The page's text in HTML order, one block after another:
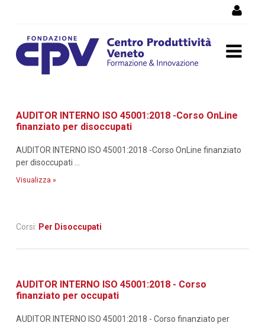
formazione
AUDITOR INTERNO ISO 45001:2018 -Corso OnLine
finanziato per disoccupati
AUDITOR INTERNO ISO 45001:2018 -Corso OnLine finanziato
per disoccupati ...
Visualizza »
Corsi: Per Disoccupati
AUDITOR INTERNO ISO 45001:2018 - Corso
finanziato per occupati
AUDITOR INTERNO ISO 45001:2018 - Corso finanziato per